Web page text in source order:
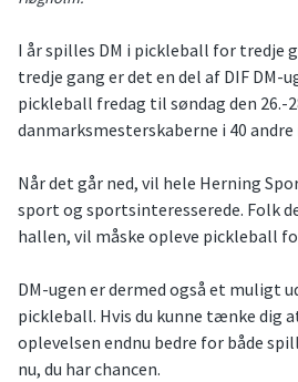
I år spilles DM i pickleball for tredje
tredje gang er det en del af DIF DM-
pickleball fredag til søndag den 26.-
danmarksmesterskaberne i 40
Når det går ned, vil hele Herning
sport og sportsinteresserede. Folk
hallen, vil måske opleve pickleball
DM-ugen er dermed også et muligt
pickleball. Hvis du kunne tænke dig
oplevelsen endnu bedre for både
nu, du har chancen.